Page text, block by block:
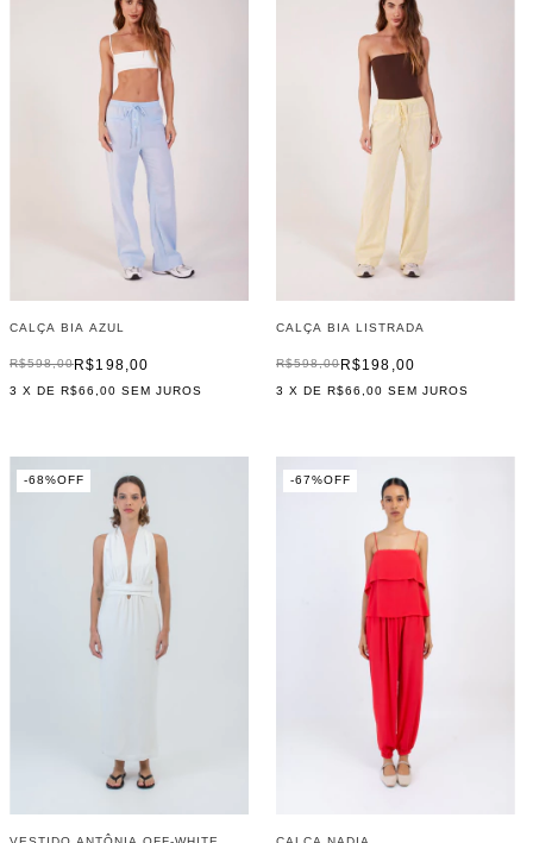
CALÇA BIA AZUL
R$198,00
R$598,00
3 X DER$66,00 SEM JUROS
CALÇA BIA LISTRADA
R$198,00
R$598,00
3 X DE R$66,00 SEM JUROS
-68%OFF -67%OFF